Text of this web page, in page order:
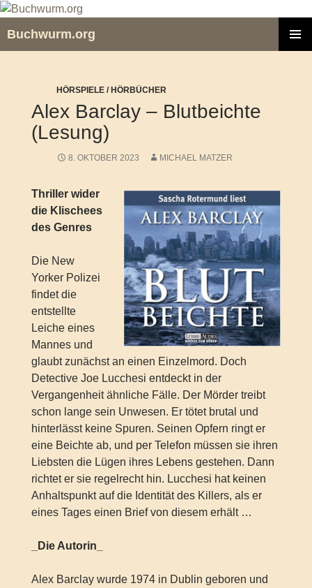
Zum
springen
Buchwurm.org
HÖRSPIELE / HÖRBÜCHER
Alex Barclay – Blutbeichte
(Lesung)
8. OKTOBER 2023 MICHAEL MATZER
Thriller wider
die Klischees
des Genres
Die New
Yorker Polizei
findet die
entstellte
Leiche eines
Mannes und
glaubt zunächst an einen Einzelmord. Doch
Detective Joe Lucchesi entdeckt in der
Vergangenheit ähnliche Fälle. Der Mörder treibt
schon lange sein Unwesen. Er tötet brutal und
hinterlässt keine Spuren. Seinen Opfern ringt er
eine Beichte ab, und per Telefon müssen sie ihren
Liebsten die Lügen ihres Lebens gestehen. Dann
richtet er sie regelrecht hin. Lucchesi hat keinen
Anhaltspunkt auf die Identität des Killers, als er
eines Tages einen Brief von diesem erhält …
_Die Autorin_
Alex Barclay wurde 1974 in Dublin geboren und